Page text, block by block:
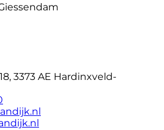
3373 AE Hardinxveld-